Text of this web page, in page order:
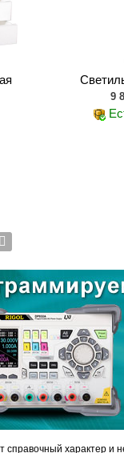
9
справочный характер и